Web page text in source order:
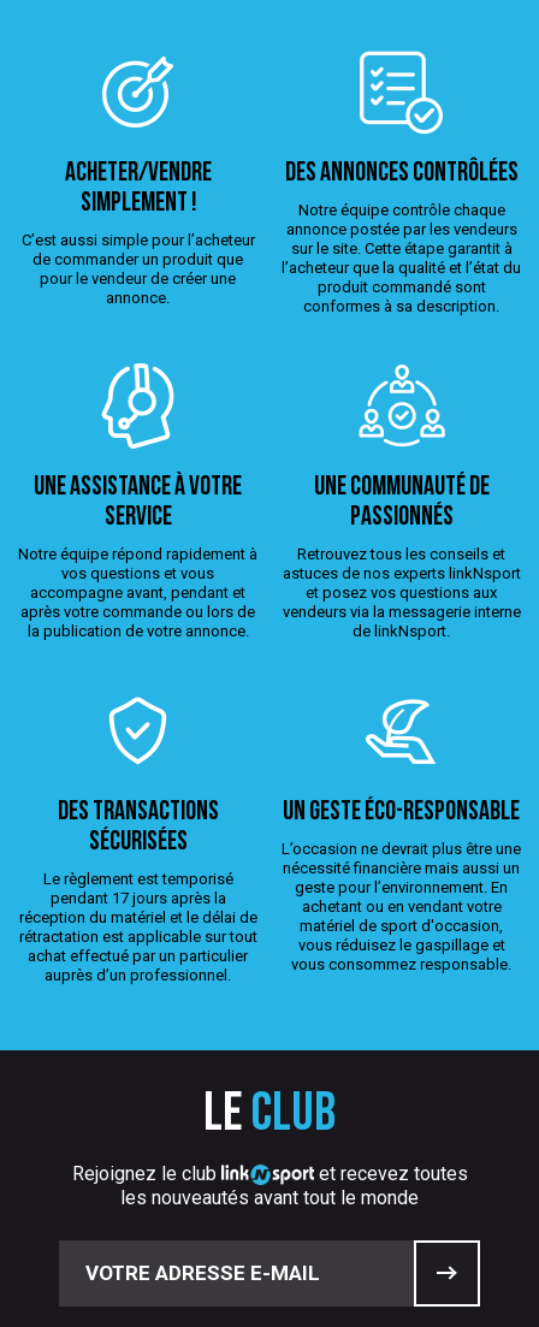
ACHETER/VENDRE
simplement !
C’est aussi simple pour l’acheteur
de commander un produit que
pour le vendeur de créer une
annonce.
Des annonces contrôlées
Notre équipe contrôle chaque
annonce postée par les vendeurs
sur le site. Cette étape garantit à
l’acheteur que la qualité et l’état du
produit commandé sont
conformes à sa description.
Une assistance à votre
service
Notre équipe répond rapidement à
vos questions et vous
accompagne avant, pendant et
après votre commande ou lors de
la publication de votre annonce.
Une Communauté de
passionnés
Retrouvez tous les conseils et
astuces de nos experts linkNsport
et posez vos questions aux
vendeurs via la messagerie interne
de linkNsport.
Des transactions
sécurisées
Le règlement est temporisé
pendant 17 jours après la
réception du matériel et le délai de
rétractation est applicable sur tout
achat effectué par un particulier
auprès d’un professionnel.
Un geste éco-responsable
L’occasion ne devrait plus être une
nécessité financière mais aussi un
geste pour l’environnement. En
achetant ou en vendant votre
matériel de sport d'occasion,
vous réduisez le gaspillage et
vous consommez responsable.
Le club
Rejoignez le club
et recevez toutes
les nouveautés avant tout le monde